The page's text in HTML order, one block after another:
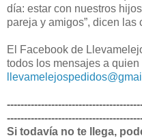
día: estar con nuestros
pareja y amigos”, dicen las
El Facebook de
todos los mensajes a
Si todavía no te llega,